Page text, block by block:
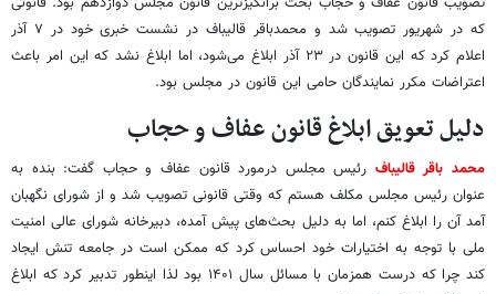
که در شهریور تصویب شد و محمدباقر قالیباف در نشست خبری خود در ۷ آذر
اعلام کرد که این قانون در ۲۳ آذر ابلاغ می‌شود، اما ابلاغ نشد که این امر باعث
اعتراضات مکرر نمایندگان حامی این قانون در مجلس بود.
دلیل تعویق ابلاغ قانون عفاف و حجاب
محمد باقر قالیباف رئیس مجلس درمورد قانون عفاف و حجاب گفت: بنده به
عنوان رئیس مجلس مکلف هستم که وقتی قانونی تصویب شد و از شورای نگهبان
آمد آن را ابلاغ کنم، اما به دلیل بحث‌های پیش آمده، دبیرخانه شورای عالی امنیت
ملی با توجه به اختیارات خود احساس کرد که ممکن است در جامعه تنش ایجاد
کند چرا که درست همزمان با مسائل سال ۱۴۰۱ بود لذا اینطور تدبیر کرد که ابلاغ